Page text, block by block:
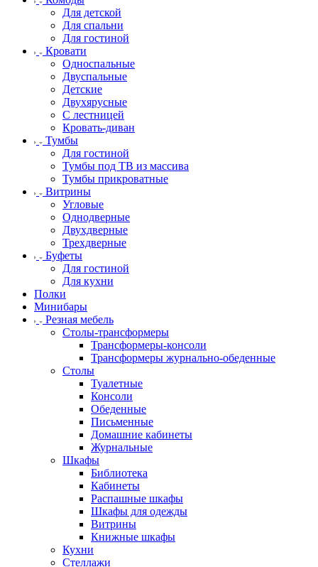
Для детской
Для спальни
Для гостиной
Кровати
Односпальные
Двуспальные
Детские
Двухярусные
С лестницей
Кровать-диван
Тумбы
Для гостиной
Тумбы под ТВ из массива
Тумбы прикроватные
Витрины
Угловые
Однодверные
Двухдверные
Трехдверные
Буфеты
Для гостиной
Для кухни
Полки
Минибары
Резная мебель
Столы-трансформеры
Трансформеры-консоли
Трансформеры журнально-обеденные
Столы
Туалетные
Консоли
Обеденные
Письменные
Домашние кабинеты
Журнальные
Шкафы
Библиотека
Кабинеты
Распашные шкафы
Шкафы для одежды
Витрины
Книжные шкафы
Кухни
Стеллажи